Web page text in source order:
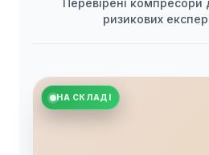
Перевірені компресори
ризикових
НА СКЛАДІ